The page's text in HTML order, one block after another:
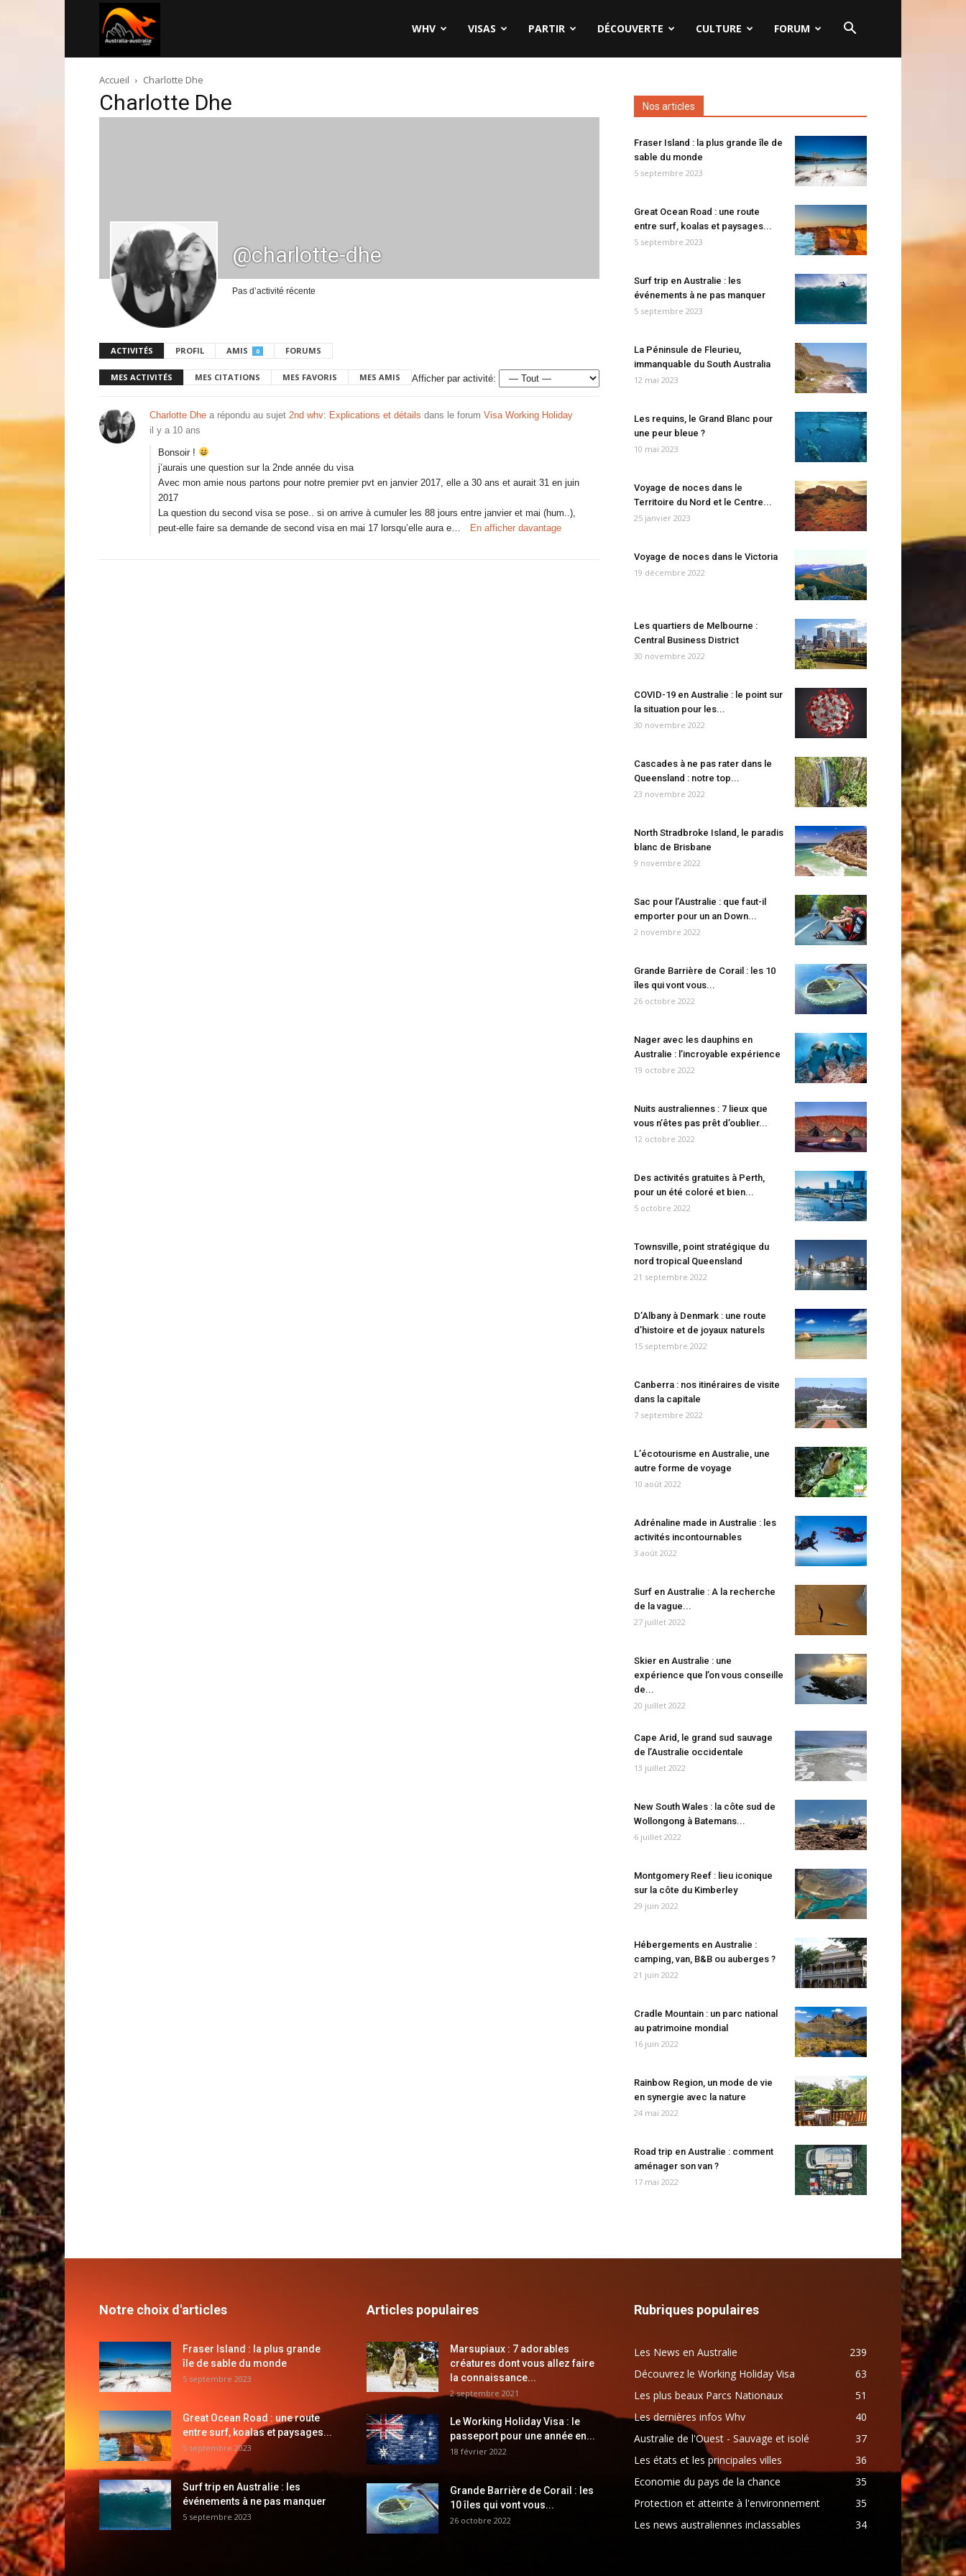
australie.com
WHV VISAS PARTIR DÉCOUVERTE CULTURE FORUM
Accueil Charlotte Dhe
Charlotte Dhe
@charlotte-dhe
Pas d’activité récente
ACTIVITÉS PROFIL AMIS 0 FORUMS
MES ACTIVITÉS MES CITATIONS MES FAVORIS MES AMIS Afficher par activité:
Charlotte Dhe a répondu au sujet 2nd whv: Explications et détails dans le forum Visa Working Holiday
il y a 10 ans
Bonsoir !
j’aurais une question sur la 2nde année du visa
Avec mon amie nous partons pour notre premier pvt en janvier 2017, elle a 30 ans et aurait 31 en juin
2017
La question du second visa se pose.. si on arrive à cumuler les 88 jours entre janvier et mai (hum..),
peut-elle faire sa demande de second visa en mai 17 lorsqu’elle aura e…
En afficher davantage
Nos articles
Fraser Island : la plus grande île de
sable du monde
5 septembre 2023
Great Ocean Road : une route
entre surf, koalas et paysages...
5 septembre 2023
Surf trip en Australie : les
événements à ne pas manquer
5 septembre 2023
La Péninsule de Fleurieu,
immanquable du South Australia
12 mai 2023
Les requins, le Grand Blanc pour
une peur bleue ?
10 mai 2023
Voyage de noces dans le
Territoire du Nord et le Centre...
25 janvier 2023
Voyage de noces dans le Victoria
19 décembre 2022
Les quartiers de Melbourne :
Central Business District
30 novembre 2022
COVID-19 en Australie : le point sur
la situation pour les...
30 novembre 2022
Cascades à ne pas rater dans le
Queensland : notre top...
23 novembre 2022
North Stradbroke Island, le paradis
blanc de Brisbane
9 novembre 2022
Sac pour l’Australie : que faut-il
emporter pour un an Down...
2 novembre 2022
Grande Barrière de Corail : les 10
îles qui vont vous...
26 octobre 2022
Nager avec les dauphins en
Australie : l’incroyable expérience
19 octobre 2022
Nuits australiennes : 7 lieux que
vous n’êtes pas prêt d’oublier...
12 octobre 2022
Des activités gratuites à Perth,
pour un été coloré et bien...
5 octobre 2022
Townsville, point stratégique du
nord tropical Queensland
21 septembre 2022
D’Albany à Denmark : une route
d’histoire et de joyaux naturels
15 septembre 2022
Canberra : nos itinéraires de visite
dans la capitale
7 septembre 2022
L’écotourisme en Australie, une
autre forme de voyage
10 août 2022
Adrénaline made in Australie : les
activités incontournables
3 août 2022
Surf en Australie : A la recherche
de la vague...
27 juillet 2022
Skier en Australie : une
expérience que l’on vous conseille
de...
20 juillet 2022
Cape Arid, le grand sud sauvage
de l’Australie occidentale
13 juillet 2022
New South Wales : la côte sud de
Wollongong à Batemans...
6 juillet 2022
Montgomery Reef : lieu iconique
sur la côte du Kimberley
29 juin 2022
Hébergements en Australie :
camping, van, B&B ou auberges ?
21 juin 2022
Cradle Mountain : un parc national
au patrimoine mondial
16 juin 2022
Rainbow Region, un mode de vie
en synergie avec la nature
24 mai 2022
Road trip en Australie : comment
aménager son van ?
17 mai 2022
Notre choix d'articles
Fraser Island : la plus grande
île de sable du monde
5 septembre 2023
Great Ocean Road : une route
entre surf, koalas et paysages...
5 septembre 2023
Surf trip en Australie : les
événements à ne pas manquer
5 septembre 2023
Articles populaires
Marsupiaux : 7 adorables
créatures dont vous allez faire
la connaissance...
2 septembre 2021
Le Working Holiday Visa : le
passeport pour une année en...
18 février 2022
Grande Barrière de Corail : les
10 îles qui vont vous...
26 octobre 2022
Rubriques populaires
Les News en Australie
239
Découvrez le Working Holiday Visa
63
Les plus beaux Parcs Nationaux
51
Les dernières infos Whv
40
Australie de l'Ouest - Sauvage et isolé
37
Les états et les principales villes
36
Economie du pays de la chance
35
Protection et atteinte à l'environnement
35
Les news australiennes inclassables
34